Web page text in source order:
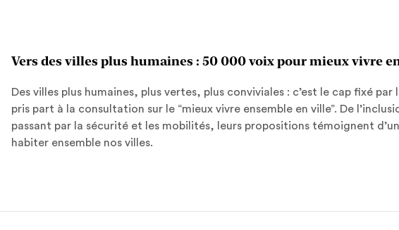
Vers des villes plus humaines : 50 000 voix pour mieux vivre
Des villes plus humaines, plus vertes, plus conviviales : c’est le cap fixé
pris part à la consultation sur le “mieux vivre ensemble en ville”. De
passant par la sécurité et les mobilités, leurs propositions témoignent
habiter ensemble nos villes.